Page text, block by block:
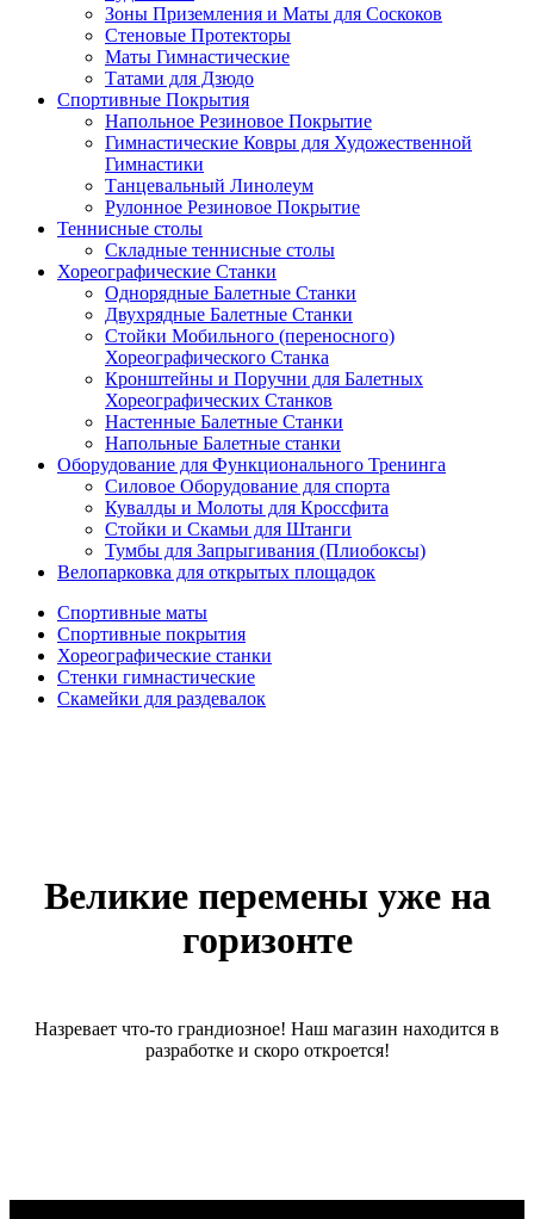
Зоны Приземления и Маты для Соскоков
Стеновые Протекторы
Маты Гимнастические
Татами для Дзюдо
Спортивные Покрытия
Напольное Резиновое Покрытие
Гимнастические Ковры для Художественной
Гимнастики
Танцевальный Линолеум
Рулонное Резиновое Покрытие
Теннисные столы
Складные теннисные столы
Хореографические Станки
Однорядные Балетные Станки
Двухрядные Балетные Станки
Стойки Мобильного (переносного)
Хореографического Станка
Кронштейны и Поручни для Балетных
Хореографических Станков
Настенные Балетные Станки
Напольные Балетные станки
Оборудование для Функционального Тренинга
Силовое Оборудование для спорта
Кувалды и Молоты для Кроссфита
Стойки и Скамьи для Штанги
Тумбы для Запрыгивания (Плиобоксы)
Велопарковка для открытых площадок
Спортивные маты
Спортивные покрытия
Хореографические станки
Стенки гимнастические
Скамейки для раздевалок
Великие перемены уже на
горизонте
Назревает что-то грандиозное! Наш магазин находится в
разработке и скоро откроется!